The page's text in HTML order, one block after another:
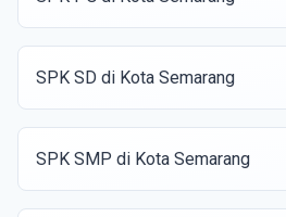
SPK SD di Kota Semarang
SPK SMP di Kota Semarang